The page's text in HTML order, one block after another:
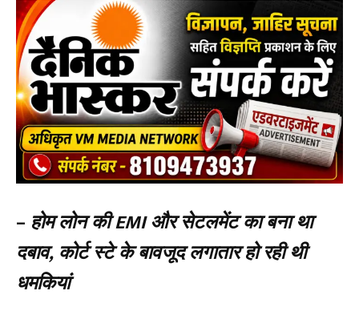
– होम लोन की EMI और सेटलमेंट का बना था
दबाव, कोर्ट स्टे के बावजूद लगातार हो रही थी
धमकियां